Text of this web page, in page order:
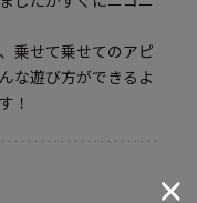
乗せて乗せてのアピ
な遊び方ができるよ
！